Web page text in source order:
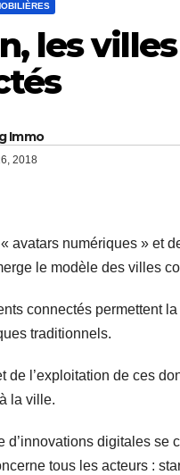
les
Immo
2018
avatars numériques » et
le modèle des villes
connectés permettent
traditionnels.
de l’exploitation de ces
la ville.
d’innovations digitales se
tous les acteurs :